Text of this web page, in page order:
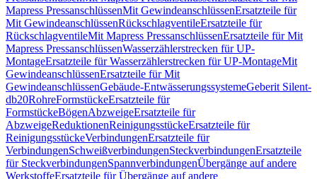
Mapress PressanschlüssenMit GewindeanschlüssenErsatzteile für
Mit GewindeanschlüssenRückschlagventileErsatzteile für
RückschlagventileMit Mapress PressanschlüssenErsatzteile für Mit
Mapress PressanschlüssenWasserzählerstrecken für UP-
MontageErsatzteile für Wasserzählerstrecken für UP-MontageMit
GewindeanschlüssenErsatzteile für Mit
GewindeanschlüssenGebäude-EntwässerungssystemeGeberit Silent-
db20RohreFormstückeErsatzteile für
FormstückeBögenAbzweigeErsatzteile für
AbzweigeReduktionenReinigungsstückeErsatzteile für
ReinigungsstückeVerbindungenErsatzteile für
VerbindungenSchweißverbindungenSteckverbindungenErsatzteile
für SteckverbindungenSpannverbindungenÜbergänge auf andere
WerkstoffeErsatzteile für Übergänge auf andere